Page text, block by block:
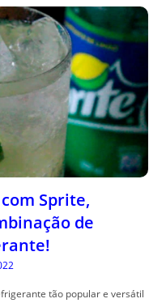
Sprite,
de
tão popular e versátil